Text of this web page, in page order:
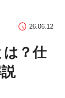
26.06.12
？仕